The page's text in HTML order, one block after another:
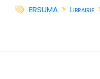
ERSUMA
Librairie